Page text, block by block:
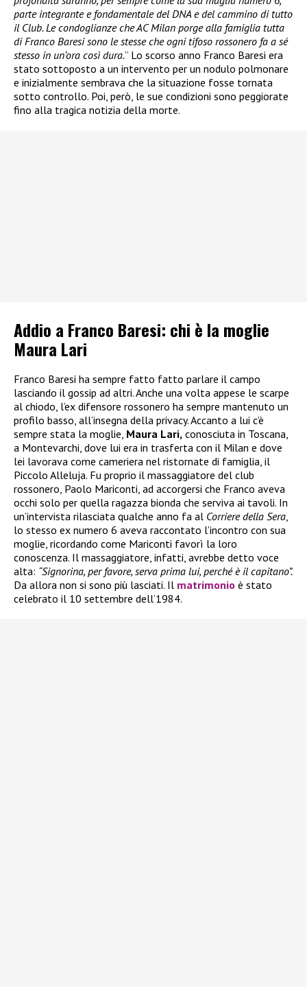
parte integrante e fondamentale del DNA e del cammino di tutto
il Club. Le condoglianze che AC Milan porge alla famiglia tutta
di Franco Baresi sono le stesse che ogni tifoso rossonero fa a sé
stesso in un’ora così dura.” Lo scorso anno Franco Baresi era
stato sottoposto a un intervento per un nodulo polmonare
e inizialmente sembrava che la situazione fosse tornata
sotto controllo. Poi, però, le sue condizioni sono peggiorate
fino alla tragica notizia della morte.
Addio a Franco Baresi: chi è la moglie
Maura Lari
Franco Baresi ha sempre fatto fatto parlare il campo
lasciando il gossip ad altri. Anche una volta appese le scarpe
al chiodo, l’ex difensore rossonero ha sempre mantenuto un
profilo basso, all’insegna della privacy. Accanto a lui c’è
sempre stata la moglie, Maura Lari, conosciuta in Toscana,
a Montevarchi, dove lui era in trasferta con il Milan e dove
lei lavorava come cameriera nel ristornate di famiglia, il
Piccolo Alleluja. Fu proprio il massaggiatore del club
rossonero, Paolo Mariconti, ad accorgersi che Franco aveva
occhi solo per quella ragazza bionda che serviva ai tavoli. In
un’intervista rilasciata qualche anno fa al Corriere della Sera,
lo stesso ex numero 6 aveva raccontato l’incontro con sua
moglie, ricordando come Mariconti favorì la loro
conoscenza. Il massaggiatore, infatti, avrebbe detto voce
alta: “Signorina, per favore, serva prima lui, perché è il capitano”.
Da allora non si sono più lasciati. Il matrimonio è stato
celebrato il 10 settembre dell’1984.